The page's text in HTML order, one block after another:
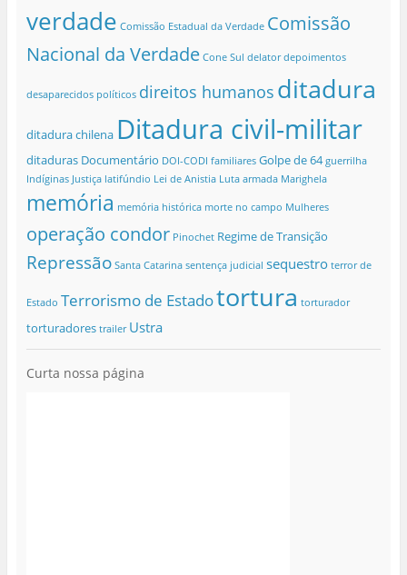
verdade Comissão Estadual da Verdade Comissão
Nacional da Verdade Cone Sul delator depoimentos
desaparecidos políticos direitos humanos ditadura
ditadura chilena Ditadura civil-militar
ditaduras Documentário DOI-CODI familiares Golpe de 64 guerrilha
Indíginas Justiça latifúndio Lei de Anistia Luta armada Marighela
memória memória histórica morte no campo Mulheres
operação condor Pinochet Regime de Transição
Repressão Santa Catarina sentença judicial sequestro terror de
Estado Terrorismo de Estadotortura torturador
torturadores trailer Ustra
Curta nossa página